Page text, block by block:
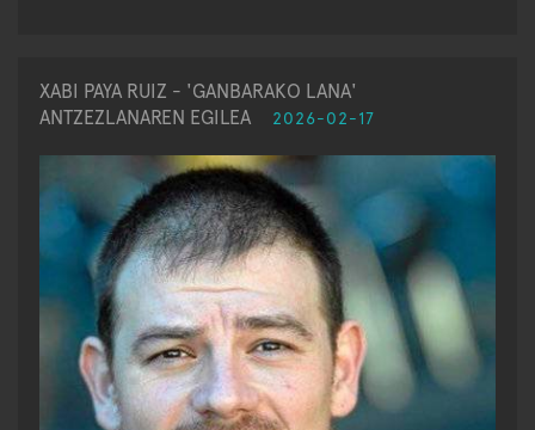
XABI PAYA RUIZ - 'GANBARAKO LANA'
ANTZEZLANAREN EGILEA
2026-02-17